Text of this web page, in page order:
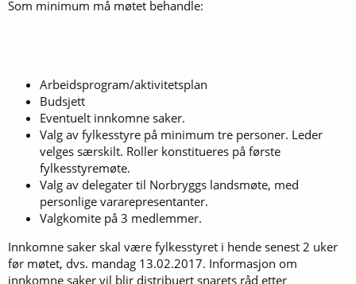
Som minimum må møtet behandle:
Arbeidsprogram/aktivitetsplan
Budsjett
Eventuelt innkomne saker.
Valg av fylkesstyre på minimum tre personer. Leder
velges særskilt. Roller konstitueres på første
fylkesstyremøte.
Valg av delegater til Norbryggs landsmøte, med
personlige vararepresentanter.
Valgkomite på 3 medlemmer.
Innkomne saker skal være fylkesstyret i hende senest 2 uker
før møtet, dvs. mandag 13.02.2017. Informasjon om
innkomne saker vil blir distribuert snarets råd etter